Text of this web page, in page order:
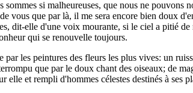
si malheureuses, que nous ne
vous que par là, il me sera encore bien doux
dit-elle d'une voix mourante, si le ciel a pitié
qui se renouvelle toujours.
les peintures des fleurs les plus vives: un
que par le doux chant des oiseaux; de
et rempli d'hommes célestes destinés à ses